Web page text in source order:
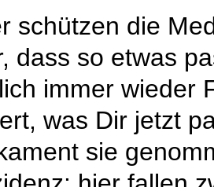
schützen die
dass so etwas
immer wieder
was Dir jetzt
sie